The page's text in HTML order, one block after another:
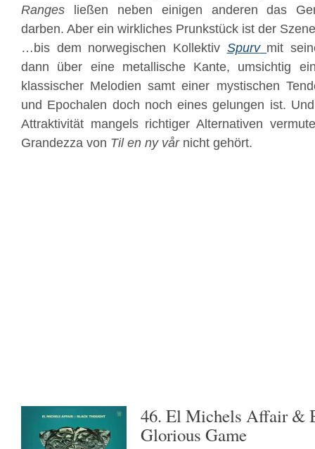
Ranges ließen neben einigen anderen das
darben. Aber ein wirkliches Prunkstück ist der
…bis dem norwegischen Kollektiv Spurv mit
dann über eine metallische Kante, umsichtig
klassischer Melodien samt einer mystischen
und Epochalen doch noch eines gelungen ist.
Attraktivität mangels richtiger Alternativen
Grandezza von Til en ny vårnicht gehört.
46. El Michels Affair &
Glorious Game